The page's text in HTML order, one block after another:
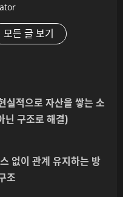
모든 글 보기
실적으로 자산을 쌓는 소
닌 구조로 해결)
없이 관계 유지하는 방
조